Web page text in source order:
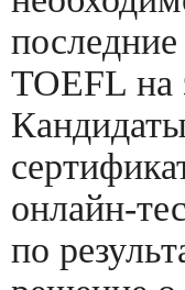
TOEFL на
онлайн-
по